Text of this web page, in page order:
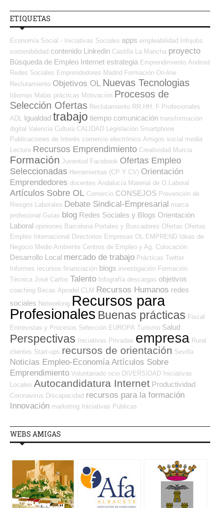
ETIQUETAS
Economía Social - Iniciativas Sociales apps empleabilidad
Infojobs
sostenibilidad contenido Linkedin Castilla La Mancha proyecto
Búsqueda de Empleo Internet estrategia Emprendimiento Android
Redes Sociales Emprendedores Madrid Formación On-line
Reclutamiento Objetivos OL Nuevas Tecnologias
Idiomas Malas prácticas Motivación Procesos de
Selección Ofertas Reclutamiento RR.HH. F Profesionales
ADL Igualdad trabajo tiempo comunicación transformación
digital Valencia Cultura CALIDAD Legislación Smartphone
Publicaciones de Interés comercio electrónico Amigos social media
Lectura Recursos Emprendimiento Creatividad Murcia
Formación Juventud Facebook Ofertas Empleo
Seleccionadas Herramientas (CP Y CV) Orientación
Emprendedores docentes Andalucía Material de O.Laboral
Artículos Sobre OL Comercio CONSEJOS Prevención de
Riesgos Laborales Debate Sindical-Empresarial marca
profesional Guías blog Redes Sociales y Blogs Orientación
Laboral opiniones Barcelona Portales y Buscadores Ofertas Ofertas
Empleo Internacional Directorios Empresas OL EMPREND Ideas de
Negocio Medio Ambiente Centros de Empleo y Ag. Colocación
Desarrollo Local mercado de trabajo Prácticas Twitter
Informes recursos financiación blogs investigación Formación
Técnica José Carlos Talento Infografía descargas objetivos
coaching Becas Aprodel CLM Recursos Humanos redes
sociales Networking Recursos para
Profesionales Buenas prácticas Fiscal
Entrevistas y Procesos Selección EUROPA Turismo Salud
Perspectivas Iniciativas Privadas empresa Rural
clientes Start-ups recursos de orientación Sevilla
Noticias Empleo-Economía Artículos Sobre
Emprendimiento Voluntariado ocio DIVERSIDAD Iniciativas
Locales Autocandidatura Internet Productividad
Coronavirus Discapacidad recursos para la formación
Innovación marketing Iniciativas Públicas
WEBS AMIGAS